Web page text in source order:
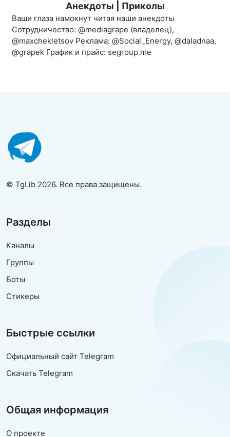
Анекдоты | Приколы
Ваши глаза намокнут читая наши анекдоты
Сотрудничество: @mediagrape (владелец),
@maxchekletsov Реклама: @Social_Energy, @daladnaa,
@grapek График и прайс: segroup.me
© TgLib 2026. Все права защищены.
Разделы
Каналы
Группы
Боты
Стикеры
Быстрые ссылки
Официальный сайт Telegram
Скачать Telegram
Общая информация
О проекте